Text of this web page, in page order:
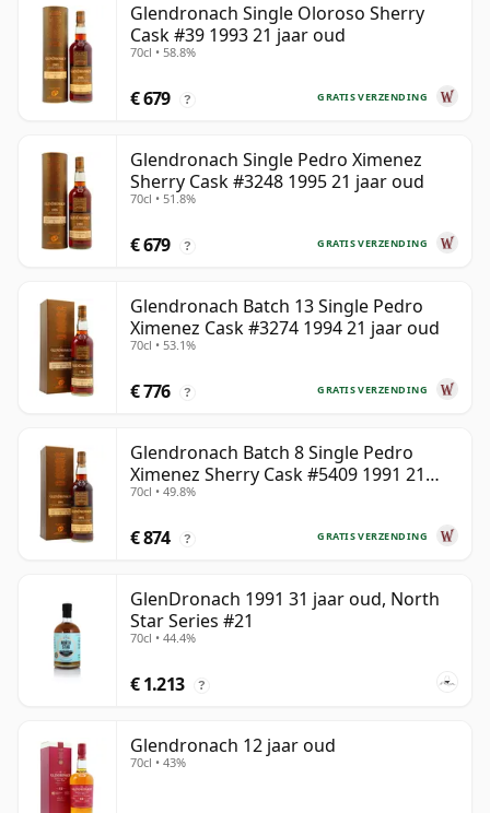
Glendronach Single Oloroso Sherry
Cask #39 1993 21 jaar oud
70cl • 58.8%
GRATIS VERZENDING
€ 679 ?
Glendronach Single Pedro Ximenez
Sherry Cask #3248 1995 21 jaar oud
70cl • 51.8%
GRATIS VERZENDING
€ 679 ?
Glendronach Batch 13 Single Pedro
Ximenez Cask #3274 1994 21 jaar oud
70cl • 53.1%
GRATIS VERZENDING
€ 776 ?
Glendronach Batch 8 Single Pedro
Ximenez Sherry Cask #5409 1991 21
jaar oud
70cl • 49.8%
GRATIS VERZENDING
€ 874 ?
GlenDronach 1991 31 jaar oud, North
Star Series #21
70cl • 44.4%
€ 1.213 ?
Glendronach 12 jaar oud
70cl • 43%